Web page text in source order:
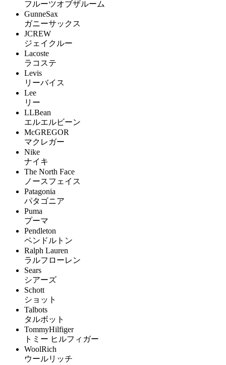
フルーツオブザルーム
GunneSax
ガニーサックス
JCREW
ジェイクルー
Lacoste
ラコステ
Levis
リーバイス
Lee
リー
LLBean
エルエルビーン
McGREGOR
マクレガー
Nike
ナイキ
The North Face
ノースフェイス
Patagonia
パタゴニア
Puma
プーマ
Pendleton
ペンドルトン
Ralph Lauren
ラルフローレン
Sears
シアーズ
Schott
ショット
Talbots
タルボット
TommyHilfiger
トミー ヒルフィガー
WoolRich
ウールリッチ